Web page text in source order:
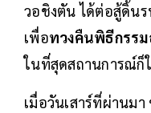
วอชิงตัน ได้ต่อสู้ดิ้น
เพื่อทวงคืนพิธีกรร
ในที่สุดสถานการณ์ก็
เมื่อวันเสาร์ที่ผ่านม